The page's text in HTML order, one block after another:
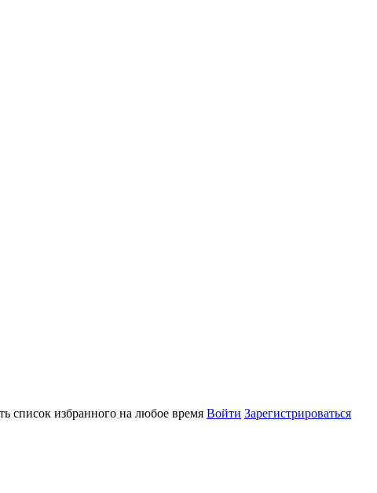
список избранного на любое время Войти Зарегистрироваться